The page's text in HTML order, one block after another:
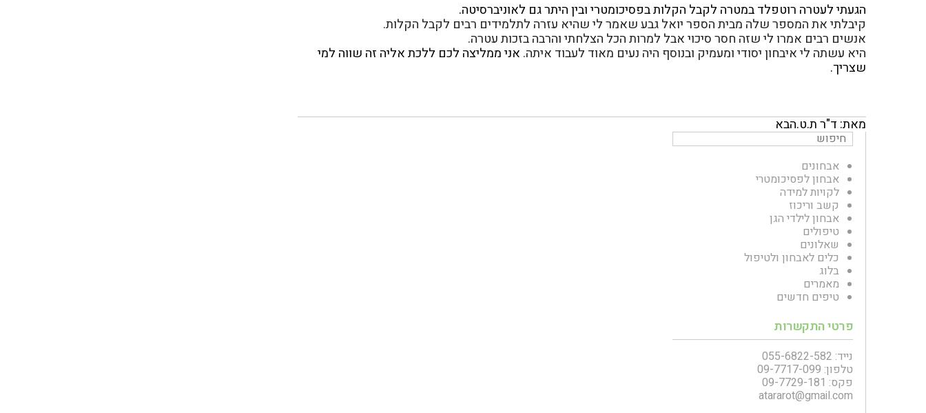
הגעתי לעטרה רוטפלד במטרה לקבל הקלות בפסיכומטרי ובין היתר גם לאוניברסיטה.
קיבלתי את המספר שלה מבית הספר יואל גבע שאמר לי שהיא עזרה לתלמידים רבים לקבל הקלות.
אנשים רבים אמרו לי שזה חסר סיכוי אבל למרות הכל הצלחתי והרבה בזכות עטרה.
היא עשתה לי איבחון יסודי ומעמיק ובנוסף היה נעים מאוד לעבוד איתה. אני ממליצה לכם ללכת אליה זה שווה למי
שצריך.
מאת: ד"ר ת.ט.הבא
אבחונים
אבחון לפסיכומטרי
לקויות למידה
קשב וריכוז
אבחון לילדי הגן
טיפולים
שאלונים
כלים לאבחון ולטיפול
בלוג
מאמרים
טיפים חדשים
פרטי התקשרות
נייד: 055-6822-582
טלפון: 09-7717-099
פקס: 09-7729-181
atararot@gmail.com